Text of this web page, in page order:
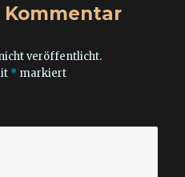
Kommentar
veröffentlicht.
* markiert